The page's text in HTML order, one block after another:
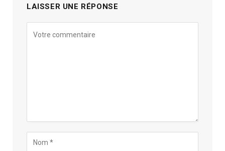
LAISSER UNE RÉPONSE